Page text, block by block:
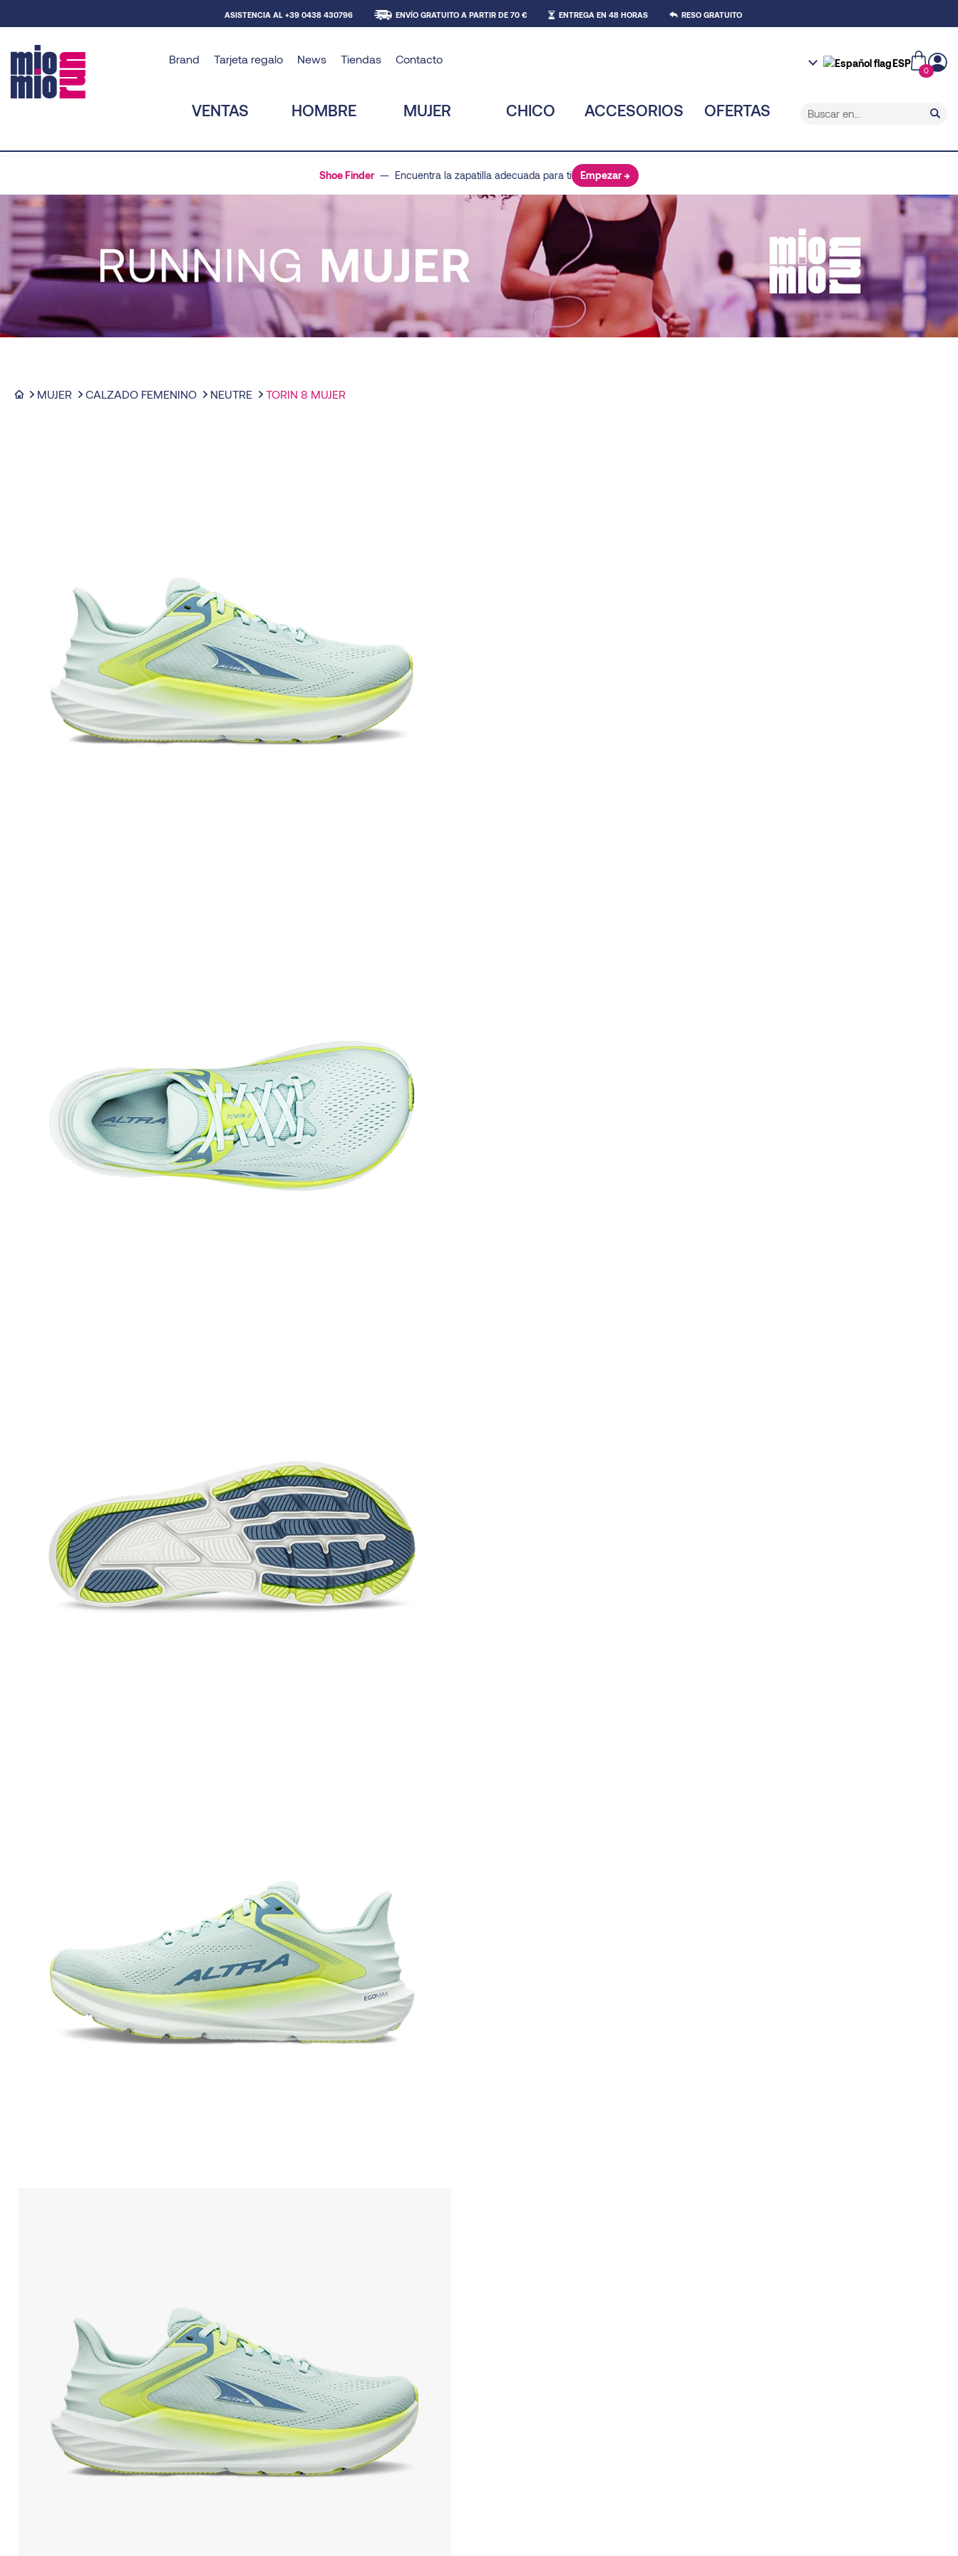
ASISTENCIA AL +39 0438 430796 ENVÍO GRATUITO A PARTIR DE 70 € ENTREGA EN 48 HORAS RESO GRATUITO
Brand Tarjeta regalo News Tiendas Contacto ESP
0
VENTAS HOMBRE MUJER CHICO ACCESORIOS OFERTAS
Shoe Finder — Encuentra la zapatilla adecuada para ti Empezar →
MUJER CALZADO FEMENINO NEUTRE TORIN 8 MUJER